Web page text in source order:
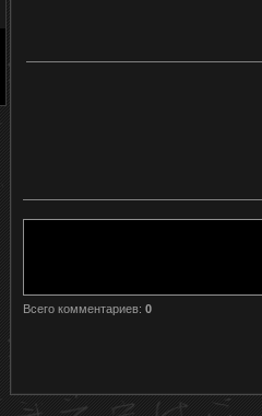
Всего комментариев: 0